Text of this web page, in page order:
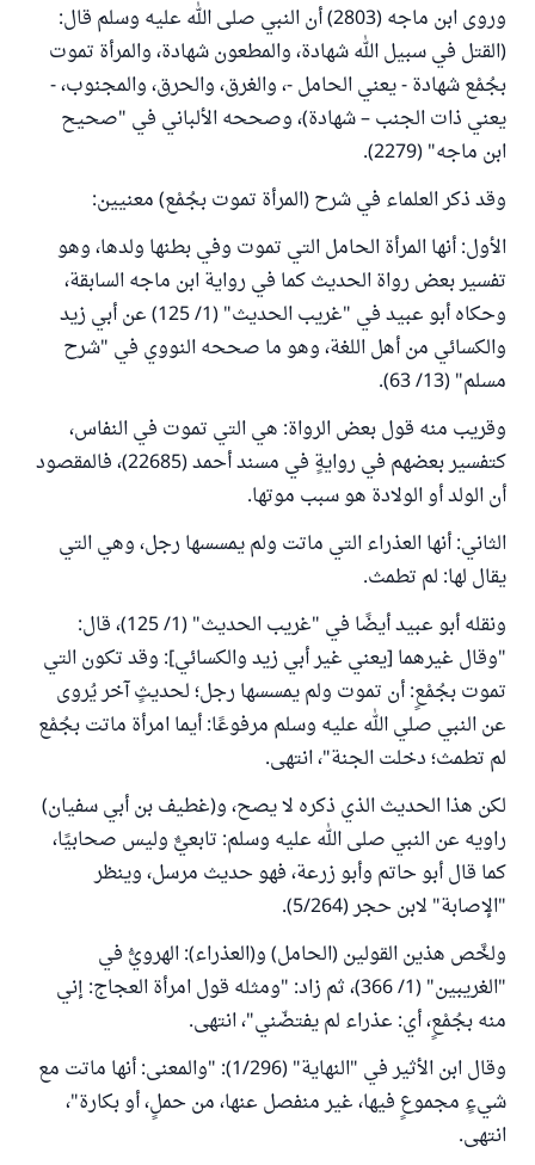
وروى ابن ماجه (2803) أن النبي صلى الله عليه وسلم قال:
(القتل في سبيل الله شهادة، والمطعون شهادة، والمرأة تموت
بجُمْع شهادة - يعني الحامل -، والغرق، والحرق، والمجنوب، -
يعني ذات الجنب – شهادة)، وصححه الألباني في "صحيح
ابن ماجه" (2279).
وقد ذكر العلماء في شرح (المرأة تموت بجُمْع) معنيين:
الأول: أنها المرأة الحامل التي تموت وفي بطنها ولدها، وهو
تفسير بعض رواة الحديث كما في رواية ابن ماجه السابقة،
وحكاه أبو عبيد في "غريب الحديث" (1/ 125) عن أبي زيد
والكسائي من أهل اللغة، وهو ما صححه النووي في "شرح
مسلم" (13/ 63).
وقريب منه قول بعض الرواة: هي التي تموت في النفاس،
كتفسير بعضهم في روايةٍ في مسند أحمد (22685)، فالمقصود
أن الولد أو الولادة هو سبب موتها.
الثاني: أنها العذراء التي ماتت ولم يمسسها رجل، وهي التي
يقال لها: لم تطمث.
ونقله أبو عبيد أيضًا في "غريب الحديث" (1/ 125)، قال:
"وقال غيرهما [يعني غير أبي زيد والكسائي]: وقد تكون التي
تموت بجُمْعٍ: أن تموت ولم يمسسها رجل؛ لحديثٍ آخر يُروى
عن النبي صلي الله عليه وسلم مرفوعًا: أيما امرأة ماتت بجُمْع
لم تطمث؛ دخلت الجنة"، انتهى.
لكن هذا الحديث الذي ذكره لا يصح، و(غطيف بن أبي سفيان)
راويه عن النبي صلى الله عليه وسلم: تابعيٌّ وليس صحابيًا،
كما قال أبو حاتم وأبو زرعة، فهو حديث مرسل، وينظر
"الإصابة" لابن حجر (5/264).
ولخَّص هذين القولين (الحامل) و(العذراء): الهرويُّ في
"الغريبين" (1/ 366)، ثم زاد: "ومثله قول امرأة العجاج: إني
منه بجُمْعٍ، أي: عذراء لم يفتضّني"، انتهى.
وقال ابن الأثير في "النهاية" (1/296): "والمعنى: أنها ماتت مع
شيءٍ مجموعٍ فيها، غير منفصل عنها، من حملٍ، أو بكارة"،
انتهى.